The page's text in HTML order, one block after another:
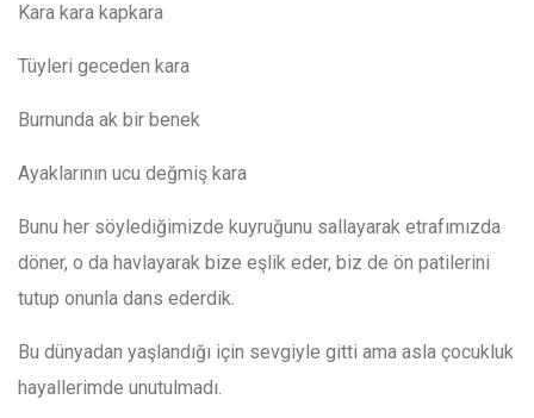
Kara kara kapkara
Tüyleri geceden kara
Burnunda ak bir benek
Ayaklarının ucu değmiş kara
Bunu her söylediğimizde kuyruğunu sallayarak etrafımızda
döner, o da havlayarak bize eşlik eder, biz de ön patilerini
tutup onunla dans ederdik.
Bu dünyadan yaşlandığı için sevgiyle gitti ama asla çocukluk
hayallerimde unutulmadı.